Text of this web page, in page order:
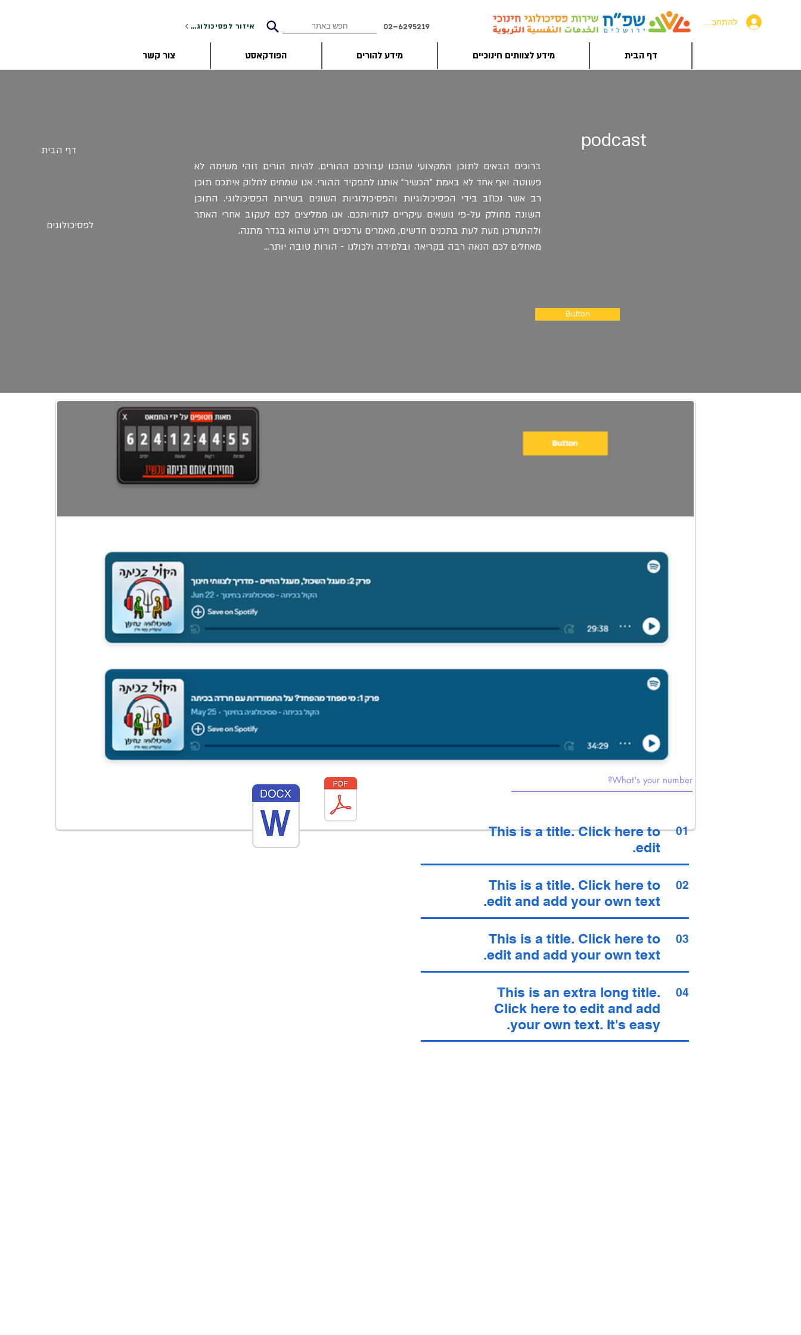
איזור לפסיכולוגים 02-6295219 להתחברות
דף הבית מידע לצוותים חינוכיים מידע להורים הפודקאסט צור קשר
דף הבית
לפסיכולוגים
podcast
ברוכים הבאים לתוכן המקצועי שהכנו עבורכם ההורים. להיות הורים זוהי משימה לא
פשוטה ואף אחד לא באמת "הכשיר" אותנו לתפקיד ההורי. אנו שמחים לחלוק איתכם תוכן
רב אשר נכתב בידי הפסיכולוגיות והפסיכולוגיות השונים בשירות הפסיכולוגי. התוכן
השונה מחולק על-פי נושאים עיקריים לנוחיותכם. אנו ממליצים לכם לעקוב אחרי האתר
ולהתעדכן מעת לעת בתכנים חדשים, מאמרים עדכניים וידע שהוא בגדר מתנה.
מאחלים לכם הנאה רבה בקריאה ובלמידה ולכולנו - הורות טובה יותר...
Button
This is a title. Click here to
edit.
01
This is a title. Click here to
edit and add your own text.
02
This is a title. Click here to
edit and add your own text.
03
This is an extra long title.
Click here to edit and add
your own text. It's easy.
04